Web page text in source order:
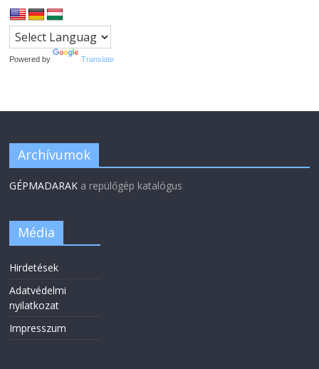
Powered by Translate
Archívumok
GÉPMADARAK a repülőgép katalógus
Média
Hirdetések
Adatvédelmi
nyilatkozat
Impresszum